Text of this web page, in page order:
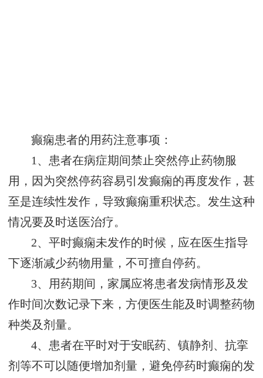
癫痫患者的用药注意事项：
1、患者在病症期间禁止突然停止药物服
用，因为突然停药容易引发癫痫的再度发作，甚
至是连续性发作，导致癫痫重积状态。发生这种
情况要及时送医治疗。
2、平时癫痫未发作的时候，应在医生指导
下逐渐减少药物用量，不可擅自停药。
3、用药期间，家属应将患者发病情形及发
作时间次数记录下来，方便医生能及时调整药物
种类及剂量。
4、患者在平时对于安眠药、镇静剂、抗挛
剂等不可以随便增加剂量，避免停药时癫痫的发